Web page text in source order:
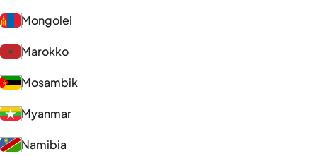
Mongolei
Marokko
Mosambik
Myanmar
Namibia